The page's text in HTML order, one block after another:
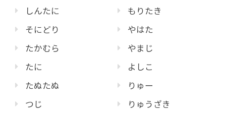
しんたに
そにどり
たかむら
たに
たぬたぬ
つじ
もりたき
やはた
やまじ
よしこ
りゅー
りゅうざき